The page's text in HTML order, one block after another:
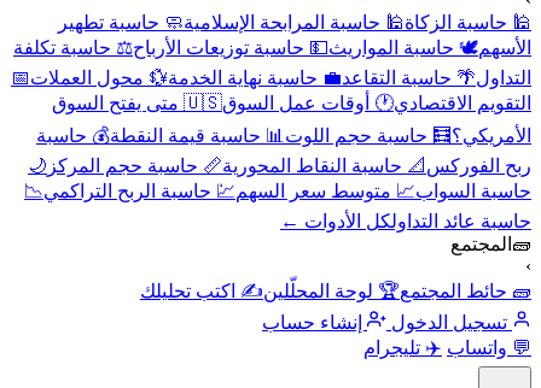
الزكاة🕌 حاسبة المرابحة الإسلامية 🧼 حاسبة تطهير
حاسبة المواريث 💵 حاسبة توزيعات الأرباح⚖️ حاسبة تكلفة
حاسبة التقاعد💼 حاسبة نهاية الخدمة💱 محول العملات 📅
الاقتصادي🕐 أوقات عمل السوق
🇺🇸 متى يفتح السوق
🧮 حاسبة حجم اللوت📊 حاسبة قيمة النقطة💰 حاسبة
📐 حاسبة النقاط المحورية 📏 حاسبة حجم المركز🌙
📈 متوسط سعر السهم💹 حاسبة الربح التراكمي 📉
التداولكل الأدوات ←
المجتمع 🏆 لوحة المحلّلين ✍️ اكتب تحليلك
الدخول
إنشاء حساب
✈️ تليجرام